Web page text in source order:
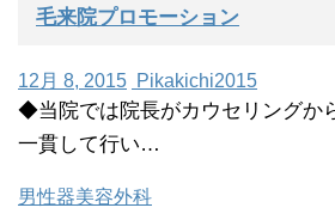
毛来院プロモーション
12月 8, 2015 Pikakichi2015
◆当院では院長がカウセリングか
一貫して行い…
男性器美容外科